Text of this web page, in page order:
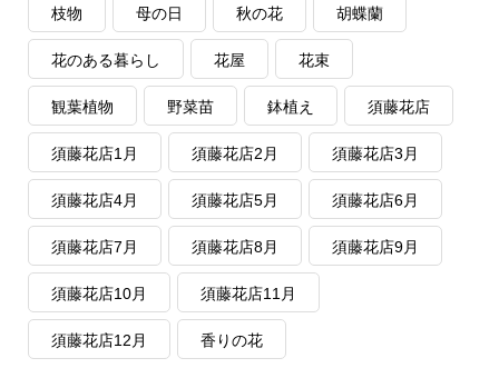
枝物 母の日 秋の花 胡蝶蘭
花のある暮らし 花屋 花束
観葉植物 野菜苗 鉢植え 須藤花店
須藤花店1月 須藤花店2月 須藤花店3月
須藤花店4月 須藤花店5月 須藤花店6月
須藤花店7月 須藤花店8月 須藤花店9月
須藤花店10月 須藤花店11月
須藤花店12月 香りの花